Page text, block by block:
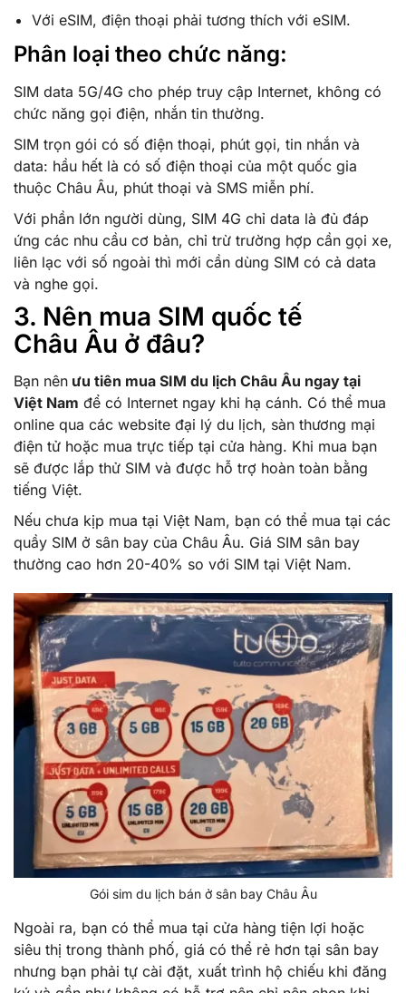
Với eSIM, điện thoại phải tương thích với eSIM.
Phân loại theo chức năng:
SIM data 5G/4G cho phép truy cập Internet, không có
chức năng gọi điện, nhắn tin thường.
SIM trọn gói có số điện thoại, phút gọi, tin nhắn và
data: hầu hết là có số điện thoại của một quốc gia
thuộc Châu Âu, phút thoại và SMS miễn phí.
Với phần lớn người dùng, SIM 4G chỉ data là đủ đáp
ứng các nhu cầu cơ bản, chỉ trừ trường hợp cần gọi xe,
liên lạc với số ngoài thì mới cần dùng SIM có cả data
và nghe gọi.
3. Nên mua SIM quốc tế
Châu Âu ở đâu?
Bạn nên ưu tiên mua SIM du lịch Châu Âu ngay tại
Việt Nam để có Internet ngay khi hạ cánh. Có thể mua
online qua các website đại lý du lịch, sàn thương mại
điện tử hoặc mua trực tiếp tại cửa hàng. Khi mua bạn
sẽ được lắp thử SIM và được hỗ trợ hoàn toàn bằng
tiếng Việt.
Nếu chưa kịp mua tại Việt Nam, bạn có thể mua tại các
quầy SIM ở sân bay của Châu Âu. Giá SIM sân bay
thường cao hơn 20-40% so với SIM tại Việt Nam.
Gói sim du lịch bán ở sân bay Châu Âu
Ngoài ra, bạn có thể mua tại cửa hàng tiện lợi hoặc
siêu thị trong thành phố, giá có thể rẻ hơn tại sân bay
nhưng bạn phải tự cài đặt, xuất trình hộ chiếu khi đăng